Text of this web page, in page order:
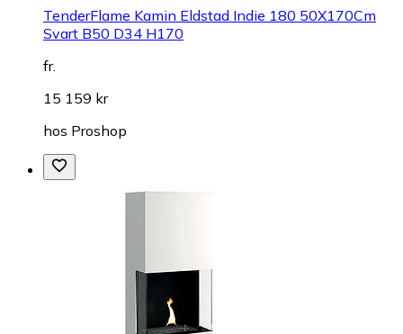
TenderFlame Kamin Eldstad Indie 180 50X170Cm
Svart B50 D34 H170
fr.
15 159 kr
hos Proshop